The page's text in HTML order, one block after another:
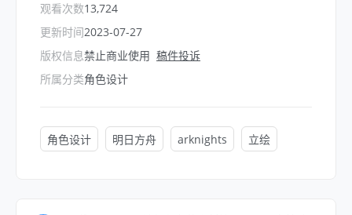
观看次数
更新时间
版权信息
所属分类
13,724
2023-07-27
禁止商业使用 稿件投诉
角色设计
角色设计 明日方舟 arknights 立绘